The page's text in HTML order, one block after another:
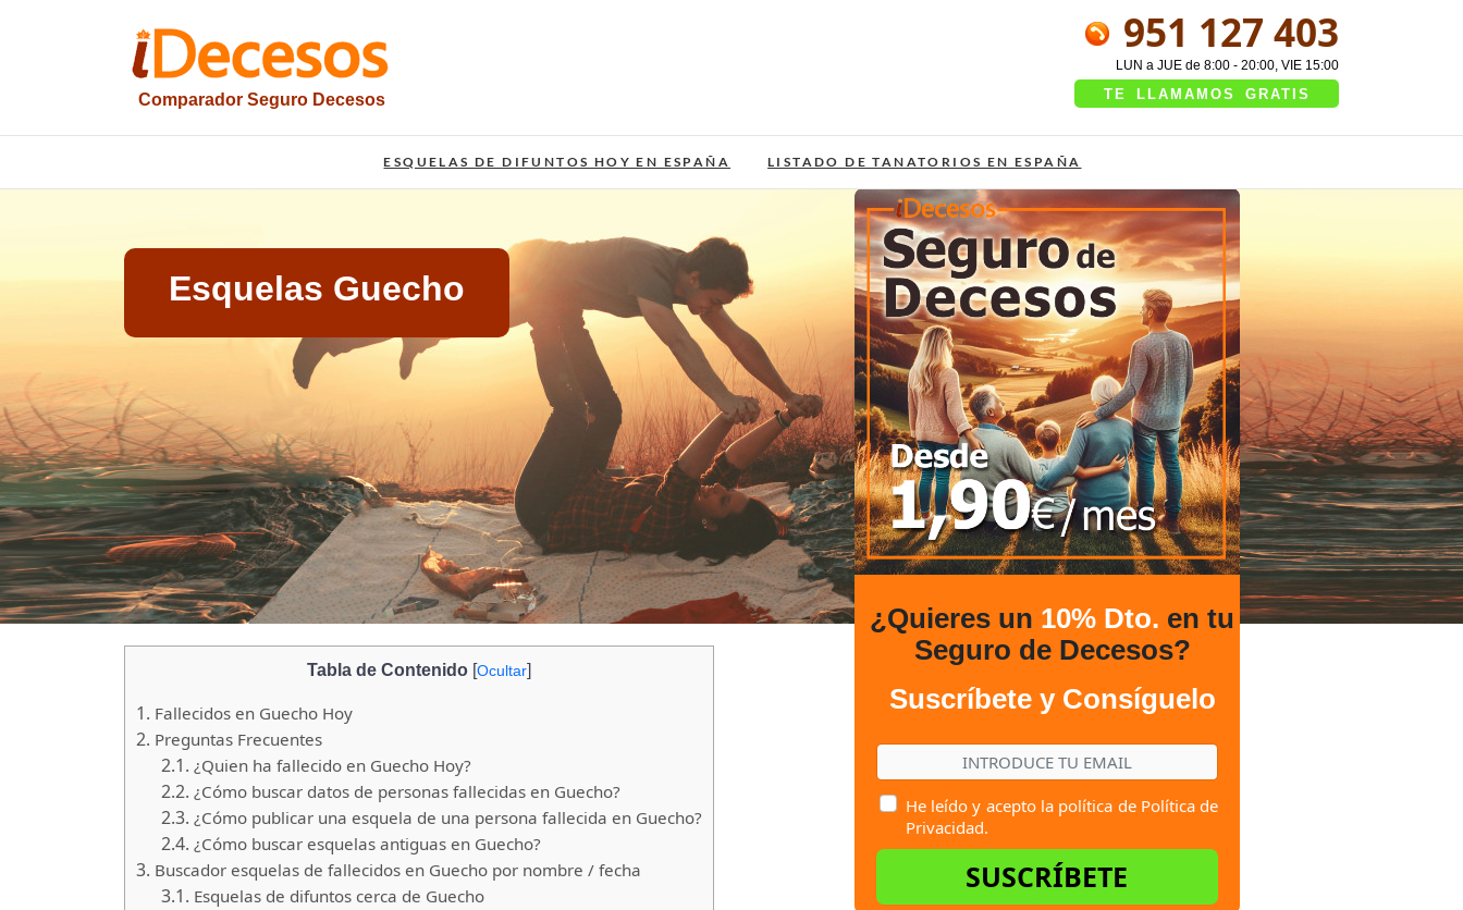
Comparador Seguro Decesos
iesquelas
951 127 403
LUN a JUE de 8:00 - 20:00, VIE 15:00
TE LLAMAMOS GRATIS
ESQUELAS DE DIFUNTOS HOY EN ESPAÑA LISTADO DE TANATORIOS EN ESPAÑA
¿Quieres un 10% Dto. en tu
Seguro de Decesos?
Suscríbete y Consíguelo
He leído y acepto la política de Política de
Privacidad.
SUSCRÍBETE
Esquelas Guecho
Tabla de Contenido [Ocultar]
1. Fallecidos en Guecho Hoy
2. Preguntas Frecuentes
2.1. ¿Quien ha fallecido en Guecho Hoy?
2.2. ¿Cómo buscar datos de personas fallecidas en Guecho?
2.3. ¿Cómo publicar una esquela de una persona fallecida en Guecho?
2.4. ¿Cómo buscar esquelas antiguas en Guecho?
3. Buscador esquelas de fallecidos en Guecho por nombre / fecha
3.1. Esquelas de difuntos cerca de Guecho